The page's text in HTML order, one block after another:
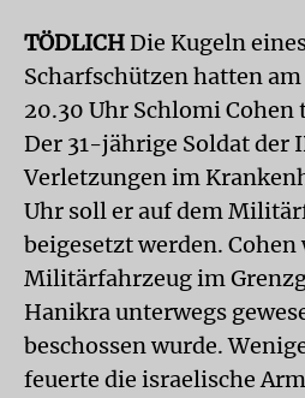
TÖDLICHDie Kugeln
Scharfschützen hatten
20.30 Uhr Schlomi
Der 31-jährige Soldat der
Verletzungen im
Uhr soll er auf dem
beigesetzt werden.
Militärfahrzeug im
Hanikra unterwegs
beschossen wurde.
feuerte die israelische